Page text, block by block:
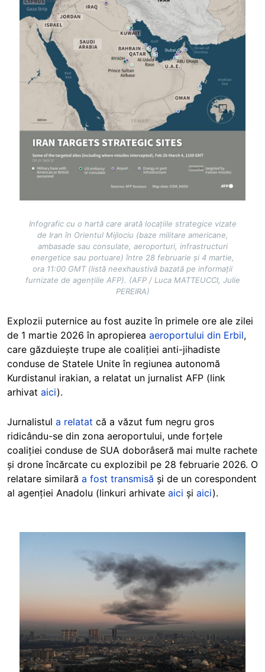
Infografic cu o hartă care arată locațiile strategice vizate
de Iran în Orientul Mijlociu (baze militare americane,
ambasade sau consulate, aeroporturi, infrastructuri
energetice sau portuare) între 28 februarie și 4 martie,
ora 11:00 GMT (listă neexhaustivă bazată pe informații
furnizate de agențiile AFP). (AFP / Luca MATTEUCCI, Julie
PEREIRA)
Explozii puternice au fost auzite în primele ore ale zilei
de 1 martie 2026 în apropierea aeroportului din Erbil,
care găzduiește trupe ale coaliției anti-jihadiste
conduse de Statele Unite în regiunea autonomă
Kurdistanul irakian, a relatat un jurnalist AFP (link
arhivat aici).
Jurnalistul a relatat că a văzut fum negru gros
ridicându-se din zona aeroportului, unde forțele
coaliției conduse de SUA doborâseră mai multe rachete
și drone încărcate cu explozibil pe 28 februarie 2026. O
relatare similară a fost transmisă și de un corespondent
al agenției Anadolu (linkuri arhivate aici și aici).